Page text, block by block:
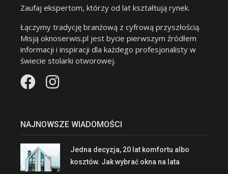
Zaufaj ekspertom, którzy od lat kształtują rynek.
Łączymy tradycję branżową z cyfrową przyszłością.
Misją oknoserwis.pl jest bycie pierwszym źródłem
informacji i inspiracji dla każdego profesjonalisty w
świecie stolarki otworowej.
NAJNOWSZE WIADOMOŚCI
Jedna decyzja, 20 lat komfortu albo
kosztów. Jak wybrać okna na lata